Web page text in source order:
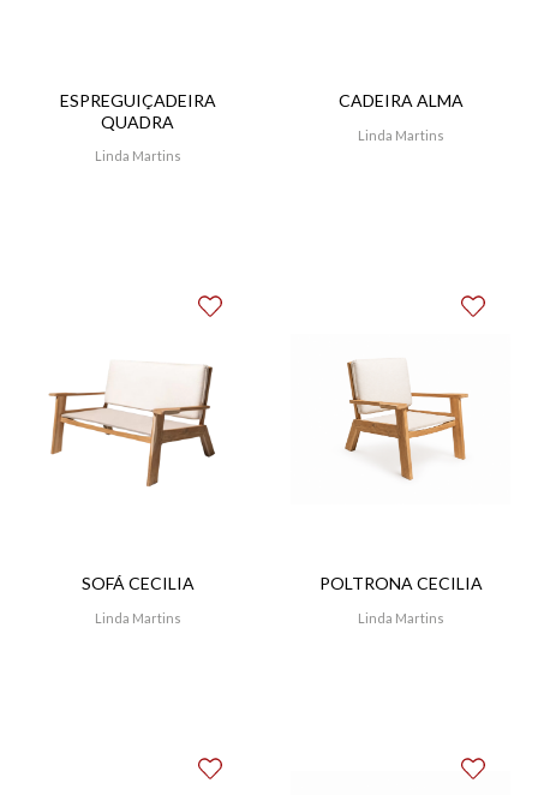
ESPREGUIÇADEIRA
QUADRA
Linda Martins
CADEIRA ALMA
Linda Martins
SOFÁ CECILIA
Linda Martins
POLTRONA CECILIA
Linda Martins